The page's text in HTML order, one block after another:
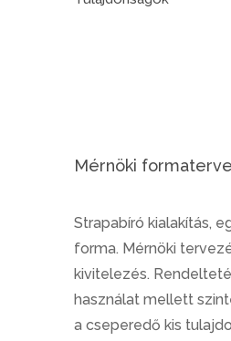
Mérnöki
Strapabíró kialakítás,
forma. Mérnöki
kivitelezés.
használat mellett
a cseperedő kis